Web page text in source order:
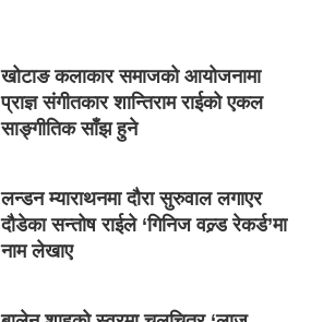
खोटाङ कलाकार समाजको आयोजनामा
प्राज्ञ संगीतकार शान्तिराम राईको एकल
साङ्गीतिक साँझ हुने
लन्डन म्याराथनमा दौरा सुरुवाल लगाएर
दौडेका सन्तोष राईले ‘गिनिज वल्र्ड रेकर्ड’मा
नाम लेखाए